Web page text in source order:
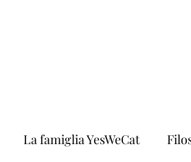
La famiglia YesWeCat